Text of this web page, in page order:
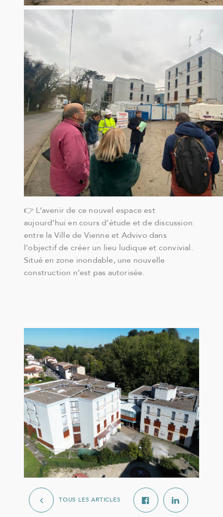
👉 L’avenir de ce nouvel espace est
aujourd’hui en cours d’étude et de discussion
entre la Ville de Vienne et Advivo dans
l’objectif de créer un lieu ludique et convivial.
Situé en zone inondable, une nouvelle
construction n’est pas autorisée.
TOUS LES ARTICLES